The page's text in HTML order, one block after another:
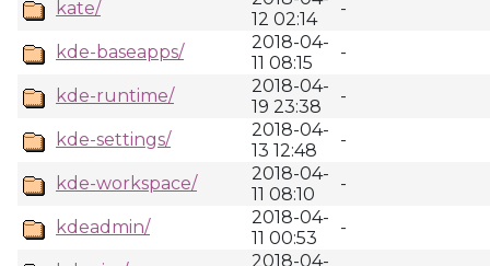
kate/
12 02:14
-
kde-baseapps/
2018-04-
11 08:15
-
kde-runtime/
2018-04-
19 23:38
-
kde-settings/
2018-04-
13 12:48
-
kde-workspace/
2018-04-
11 08:10
-
kdeadmin/
2018-04-
11 00:53
-
2018-04-